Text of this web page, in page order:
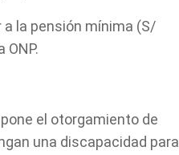
la pensión mínima (S/
ONP.
el otorgamiento de
una discapacidad para